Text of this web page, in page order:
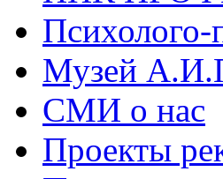
Психолого-
Музей
СМИ о нас
Проекты